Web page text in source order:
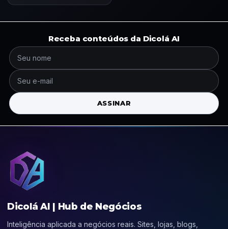
Receba conteúdos da Dicolá AI
ASSINAR
Dicolá AI | Hub de Negócios
Inteligência aplicada a negócios reais. Sites, lojas, blogs,